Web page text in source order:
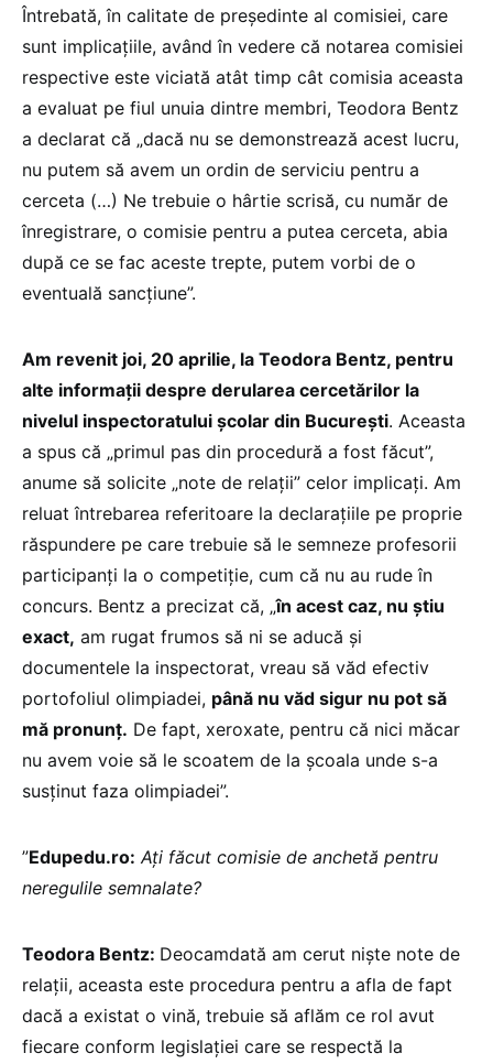
Întrebată, în calitate de președinte al comisiei, care
sunt implicațiile, având în vedere că notarea comisiei
respective este viciată atât timp cât comisia aceasta
a evaluat pe fiul unuia dintre membri, Teodora Bentz
a declarat că „dacă nu se demonstrează acest lucru,
nu putem să avem un ordin de serviciu pentru a
cerceta (…) Ne trebuie o hârtie scrisă, cu număr de
înregistrare, o comisie pentru a putea cerceta, abia
după ce se fac aceste trepte, putem vorbi de o
eventuală sancțiune”.
Am revenit joi, 20 aprilie, la Teodora Bentz, pentru
alte informații despre derularea cercetărilor la
nivelul inspectoratului școlar din București. Aceasta
a spus că „primul pas din procedură a fost făcut”,
anume să solicite „note de relații” celor implicați. Am
reluat întrebarea referitoare la declarațiile pe proprie
răspundere pe care trebuie să le semneze profesorii
participanți la o competiție, cum că nu au rude în
concurs. Bentz a precizat că, „în acest caz, nu știu
exact, am rugat frumos să ni se aducă și
documentele la inspectorat, vreau să văd efectiv
portofoliul olimpiadei, până nu văd sigur nu pot să
mă pronunț. De fapt, xeroxate, pentru că nici măcar
nu avem voie să le scoatem de la școala unde s-a
susținut faza olimpiadei”.
”Edupedu.ro: Ați făcut comisie de anchetă pentru
neregulile semnalate?
Teodora Bentz: Deocamdată am cerut niște note de
relații, aceasta este procedura pentru a afla de fapt
dacă a existat o vină, trebuie să aflăm ce rol avut
fiecare conform legislației care se respectă la